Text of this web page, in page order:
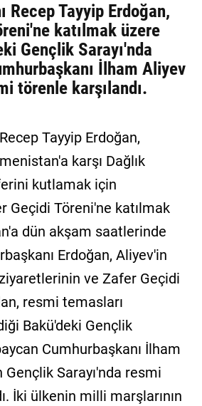
Recep Tayyip Erdoğan,
katılmak üzere
Gençlik Sarayı'nda
İlham Aliyev
törenle karşılandı.
Tayyip Erdoğan,
karşı Dağlık
kutlamak için
Geçidi Töreni'ne katılmak
dün akşam saatlerinde
Erdoğan, Aliyev'in
ve Zafer Geçidi
resmi temasları
Bakü'deki Gençlik
Cumhurbaşkanı İlham
Gençlik Sarayı'nda resmi
İki ülkenin milli marşlarının